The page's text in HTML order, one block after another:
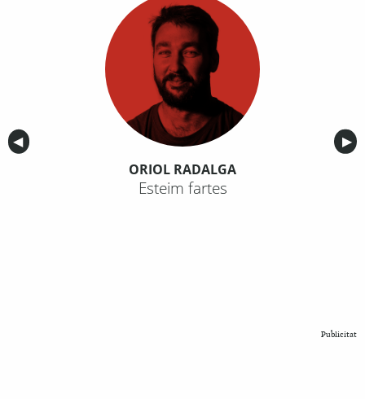
Anterior
◀︎ ▶︎
ORIOL RADALGA
Esteim fartes
Publicitat